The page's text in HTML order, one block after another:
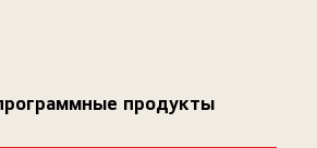
продукты